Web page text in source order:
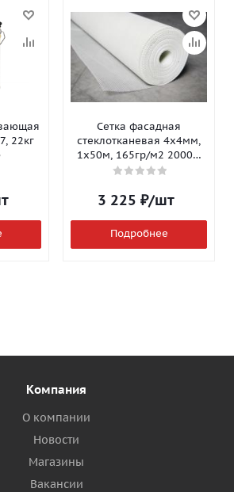
22кг
Сетка фасадная
стеклотканевая 4х4мм,
1х50м, 165гр/м2 2000Н
Isomax-165
3 225 ₽/шт
Подробнее
Компания
О компании
Новости
Магазины
Вакансии